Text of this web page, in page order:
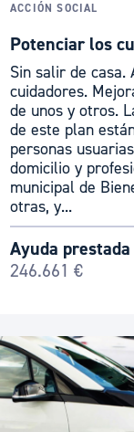
ACCIÓN SOCIAL
Potenciar los
Sin salir de casa.
cuidadores.
de unos y otros.
de este plan
personas
domicilio y
municipal de
otras, y...
Ayuda prestada
246.661 €